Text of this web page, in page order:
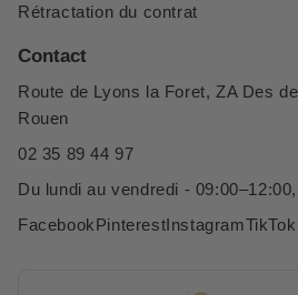
Rétractation du contrat
Contact
Route de Lyons la Foret, ZA Des
Rouen
02 35 89 44 97
Du lundi au vendredi -
FacebookPinterestInstagramTikTok